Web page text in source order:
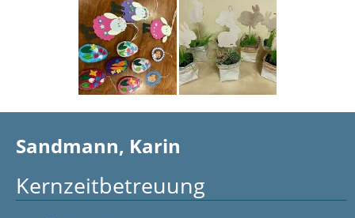
Sandmann, Karin
Kernzeitbetreuung